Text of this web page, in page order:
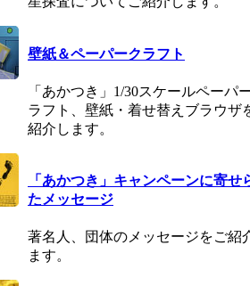
壁紙＆ペーパークラフト
「あかつき」1/30スケールペーパ
ラフト、壁紙・着せ替えブラウザ
紹介します。
「あかつき」キャンペーンに寄せ
たメッセージ
著名人、団体のメッセージをご紹
ます。